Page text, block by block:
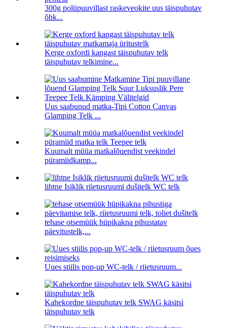
300g polüpuuvillast raskeveokite uus täispuhutav
õhk...
Kerge oxfordi kangast täispuhutav telk
täispuhutav telkimine...
Uus saabunud matka-Tipi Cotton Canvas
Glamping Telk ...
Kuumalt müüa matkalõuendist veekindel
püramiidkamp...
lihtne Isiklik riietusruumi dušitelk WC telk
tehase otsemüük hüpikakna pihustatav
päevitustelk,...
Uues stiilis pop-up WC-telk / riietusruum...
Kahekordne täispuhutav telk SWAG käsitsi
täispuhutav telk